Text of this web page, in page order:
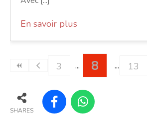
En savoir plus
3 8 13
SHARES